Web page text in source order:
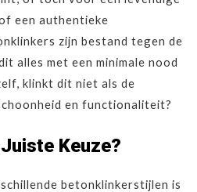
een authentieke
zijn bestand tegen de
alles met een minimale nood
klinkt dit niet als de
en functionaliteit?
Keuze?
betonklinkerstijlen is